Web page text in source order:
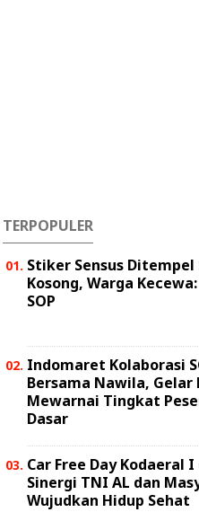
TERPOPULER
Stiker Sensus Ditempel
Kosong, Warga
SOP
Indomaret Kolaborasi
Bersama Nawila, Gelar
Mewarnai Tingkat
Dasar
Car Free Day Kodaeral
Sinergi TNI AL dan
Wujudkan Hidup Sehat